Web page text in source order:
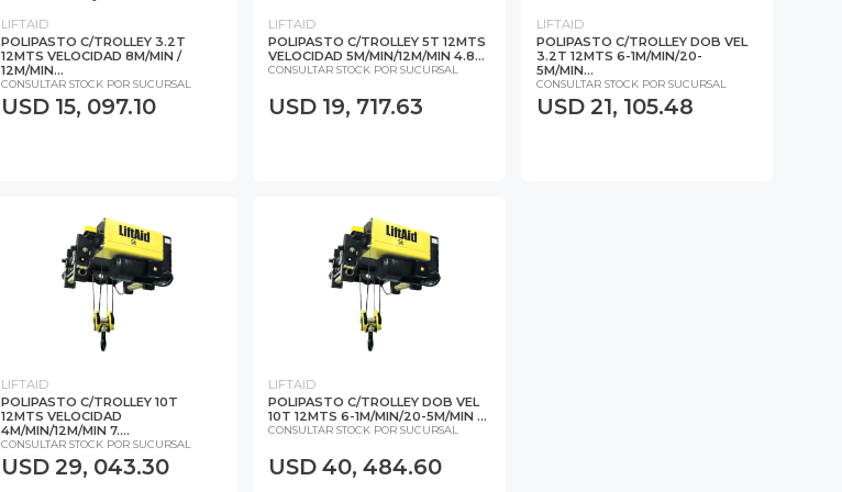
LIFTAID
POLIPASTO C/TROLLEY 3.2T
12MTS VELOCIDAD 8M/MIN /
12M/MIN...
CONSULTAR STOCK POR SUCURSAL
USD 15, 097.10
LIFTAID
POLIPASTO C/TROLLEY 5T 12MTS
VELOCIDAD 5M/MIN/12M/MIN 4.8...
CONSULTAR STOCK POR SUCURSAL
USD 19, 717.63
LIFTAID
POLIPASTO C/TROLLEY DOB VEL
3.2T 12MTS 6-1M/MIN/20-
5M/MIN...
CONSULTAR STOCK POR SUCURSAL
USD 21, 105.48
LIFTAID
POLIPASTO C/TROLLEY 10T
12MTS VELOCIDAD
4M/MIN/12M/MIN 7....
CONSULTAR STOCK POR SUCURSAL
USD 29, 043.30
LIFTAID
POLIPASTO C/TROLLEY DOB VEL
10T 12MTS 6-1M/MIN/20-5M/MIN ...
CONSULTAR STOCK POR SUCURSAL
USD 40, 484.60